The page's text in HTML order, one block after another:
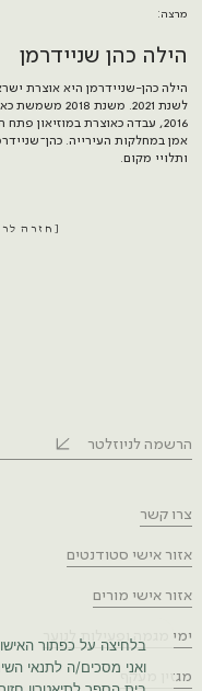
מרצה:
הילה כהן שניידרמן
הילה כהן-שניידרמן היא אוצרת
2016, עבדה כאוצרת במוזיאון
אמן במחלקות העירייה.
ותלויי מקום.
חזרה
צרו קשר
אזור אישי סטודנטים
אזור אישי מורים
ימי מגמה ופעילות לנוער
מגזין מעקף
הרשמה לניוזלטר
בלחיצה על כפתור
ואני מסכים/ה לתנאי